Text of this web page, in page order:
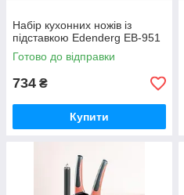
Набір кухонних ножів із
підставкою Edenderg EB-951
Готово до відправки
734 ₴
Купити